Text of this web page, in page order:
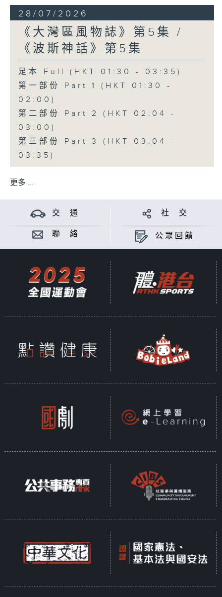
28/07/2026
《大灣區風物誌》第5集 /
《波斯神話》第5集
足本 Full (HKT 01:30 - 03:35)
第一部份 Part 1 (HKT 01:30 -
02:00)
第二部份 Part 2 (HKT 02:04 -
03:00)
第三部份 Part 3 (HKT 03:04 -
03:35)
更多 ...
交 通 社 交
聯 絡 公眾回饋